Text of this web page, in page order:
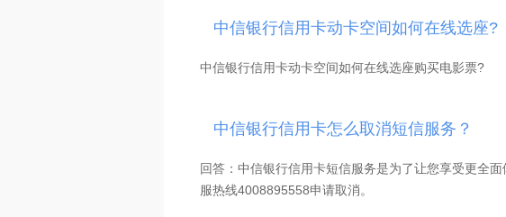
3、溢缴款转出渠道
自助渠道：在动卡空间APP首页--查询栏直接输入“溢
溢缴款转本行信用卡/借记卡（账户）免手续费，溢缴
自助渠道动卡空间溢缴款领回免收手续费；
3、编辑JF加卡末4位发送至106980095558，举例：如
中信银行信用卡动卡空间如何在线选座?
中信银行信用卡动卡空间如何在线选座购买电影票?
登陆动卡空间APP—优惠.积分—影音娱乐—电影/影院，
中信银行信用卡怎么取消短信服务？
回答：中信银行信用卡短信服务是为了让您享受更全
服热线4008895558申请取消。